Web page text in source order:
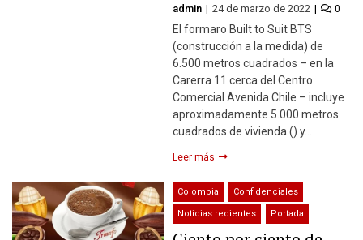
admin 24 de marzo de 2022 0
El formaro Built to Suit BTS
(construcción a la medida) de
6.500 metros cuadrados – en la
Carerra 11 cerca del Centro
Comercial Avenida Chile – incluye
aproximadamente 5.000 metros
cuadrados de vivienda () y…
Leer más
Colombia Confidenciales
Noticias recientes Portada